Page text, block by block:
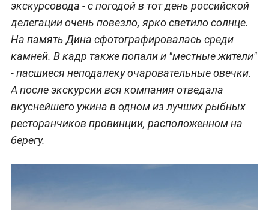
экскурсовода - с погодой в тот день российской
делегации очень повезло, ярко светило солнце.
На память Дина сфотографировалась среди
камней. В кадр также попали и "местные жители"
- пасшиеся неподалеку очаровательные овечки.
А после экскурсии вся компания отведала
вкуснейшего ужина в одном из лучших рыбных
ресторанчиков провинции, расположенном на
берегу.